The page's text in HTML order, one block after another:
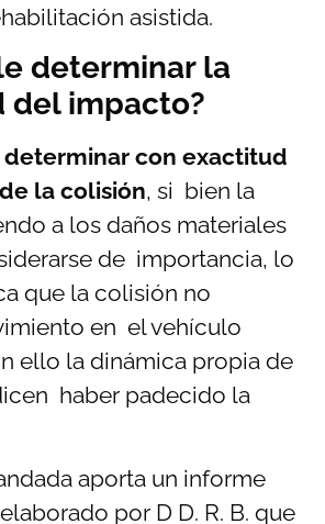
asistida.
determinar la
del impacto?
determinar con exactitud
la colisión, si bien la
a los daños materiales
de importancia, lo
que la colisión no
en el vehículo
ello la dinámica propia de
haber padecido la
aporta un informe
por D D. R. B. que